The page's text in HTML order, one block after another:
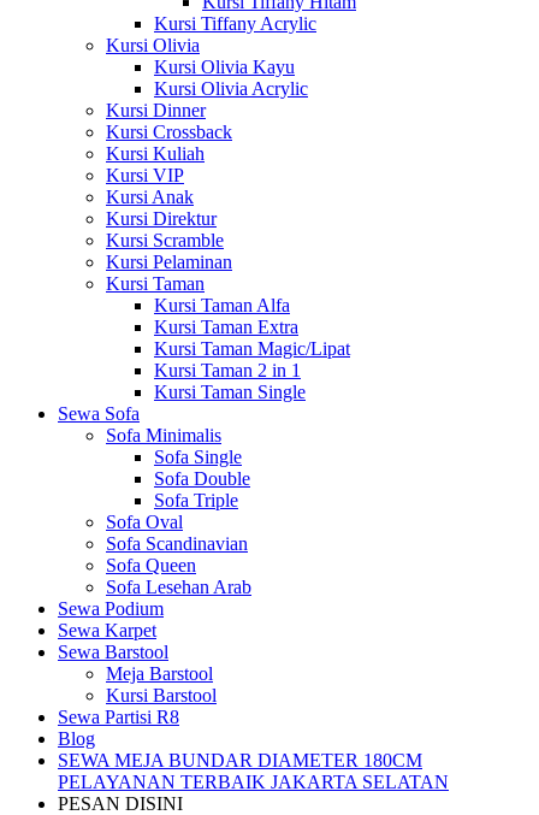
Kursi Tiffany Acrylic
Kursi Olivia
Kursi Olivia Kayu
Kursi Olivia Acrylic
Kursi Dinner
Kursi Crossback
Kursi Kuliah
Kursi VIP
Kursi Anak
Kursi Direktur
Kursi Scramble
Kursi Pelaminan
Kursi Taman
Kursi Taman Alfa
Kursi Taman Extra
Kursi Taman Magic/Lipat
Kursi Taman 2 in 1
Kursi Taman Single
Sewa Sofa
Sofa Minimalis
Sofa Single
Sofa Double
Sofa Triple
Sofa Oval
Sofa Scandinavian
Sofa Queen
Sofa Lesehan Arab
Sewa Podium
Sewa Karpet
Sewa Barstool
Meja Barstool
Kursi Barstool
Sewa Partisi R8
Blog
SEWA MEJA BUNDAR DIAMETER 180CM
PELAYANAN TERBAIK JAKARTA SELATAN
PESAN DISINI